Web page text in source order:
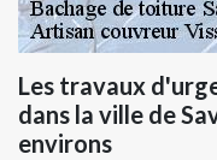
Les travaux
dans la ville de
environs